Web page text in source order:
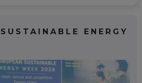
ENERGY